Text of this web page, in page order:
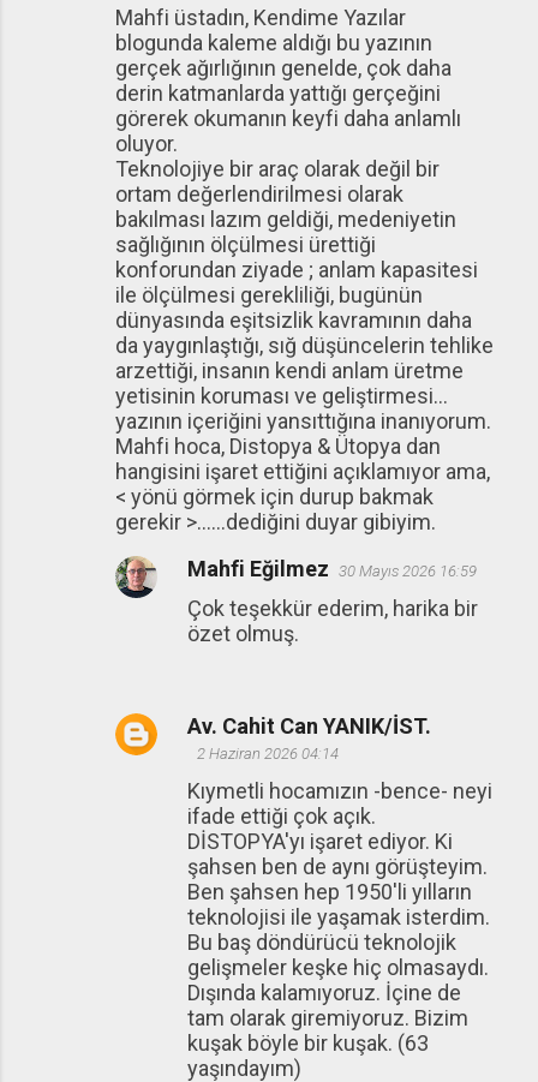
Mahfi üstadın, Kendime Yazılar
blogunda kaleme aldığı bu yazının
gerçek ağırlığının genelde, çok daha
derin katmanlarda yattığı gerçeğini
görerek okumanın keyfi daha anlamlı
oluyor.
Teknolojiye bir araç olarak değil bir
ortam değerlendirilmesi olarak
bakılması lazım geldiği, medeniyetin
sağlığının ölçülmesi ürettiği
konforundan ziyade ; anlam kapasitesi
ile ölçülmesi gerekliliği, bugünün
dünyasında eşitsizlik kavramının daha
da yaygınlaştığı, sığ düşüncelerin tehlike
arzettiği, insanın kendi anlam üretme
yetisinin koruması ve geliştirmesi…
yazının içeriğini yansıttığına inanıyorum.
Mahfi hoca, Distopya & Ütopya dan
hangisini işaret ettiğini açıklamıyor ama,
< yönü görmek için durup bakmak
gerekir >……dediğini duyar gibiyim.
Mahfi Eğilmez 30 Mayıs 2026 16:59
Çok teşekkür ederim, harika bir
özet olmuş.
Av. Cahit Can YANIK/İST.
2 Haziran 2026 04:14
Kıymetli hocamızın -bence- neyi
ifade ettiği çok açık.
DİSTOPYA'yı işaret ediyor. Ki
şahsen ben de aynı görüşteyim.
Ben şahsen hep 1950'li yılların
teknolojisi ile yaşamak isterdim.
Bu baş döndürücü teknolojik
gelişmeler keşke hiç olmasaydı.
Dışında kalamıyoruz. İçine de
tam olarak giremiyoruz. Bizim
kuşak böyle bir kuşak. (63
yaşındayım)